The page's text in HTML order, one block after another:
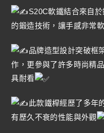
S20C軟鐵結合來自
的鍛造技術，讓手感非常
品牌造型設計突破框
作，更參與了許多時尚精
具耐看
此款鐵桿經歷了多年
有歷久不衰的性能與外觀